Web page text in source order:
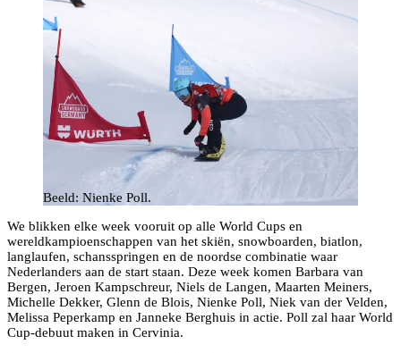
Beeld: Nienke Poll.
We blikken elke week vooruit op alle World Cups en
wereldkampioenschappen van het skiën, snowboarden, biatlon,
langlaufen, schansspringen en de noordse combinatie waar
Nederlanders aan de start staan. Deze week komen Barbara van
Bergen, Jeroen Kampschreur, Niels de Langen, Maarten Meiners,
Michelle Dekker, Glenn de Blois, Nienke Poll, Niek van der Velden,
Melissa Peperkamp en Janneke Berghuis in actie. Poll zal haar World
Cup-debuut maken in Cervinia.